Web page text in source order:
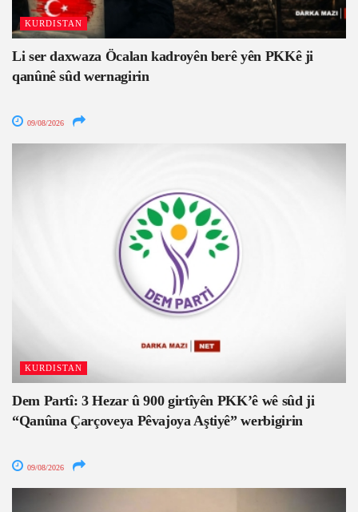
KURDISTAN
Li ser daxwaza Öcalan kadroyên berê yên PKKê ji
qanûnê sûd wernagirin
09/08/2026
KURDISTAN
Dem Partî: 3 Hezar û 900 girtîyên PKK’ê wê sûd ji
“Qanûna Çarçoveya Pêvajoya Aştiyê” werbigirin
09/08/2026